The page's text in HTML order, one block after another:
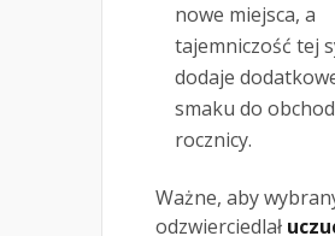
nowe miejsca, a
tajemniczość tej
dodaje
smaku do
rocznicy.
Ważne, aby
odzwierciedlał